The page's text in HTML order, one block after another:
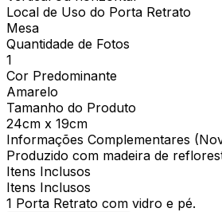
Local de Uso do Porta Retrato
Mesa
Quantidade de Fotos
1
Cor Predominante
Amarelo
Tamanho do Produto
24cm x 19cm
Informações Complementares
Produzido com madeira de
Itens Inclusos
Itens Inclusos
1 Porta Retrato com vidro e pé.